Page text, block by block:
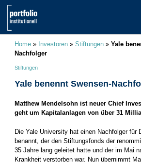
Home » Investoren » Stiftungen » Yale
Nachfolger
Stiftungen
Yale benennt Swensen-
Matthew Mendelsohn ist neuer Chief
geht um Kapitalanlagen von über 31
Die Yale University hat einen Nachfolger für
benannt, der den Stiftungsfonds der
35 Jahre lang geleitet hatte und der im Mai
Krankheit verstorben war. Nun übernimmt